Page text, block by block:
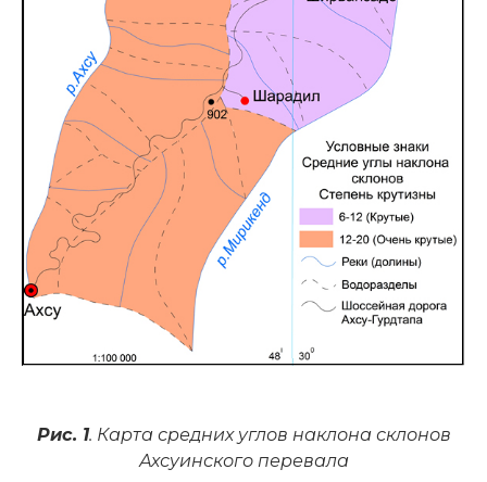
Рис. 1. Карта средних углов наклона склонов
Ахсуинского перевала